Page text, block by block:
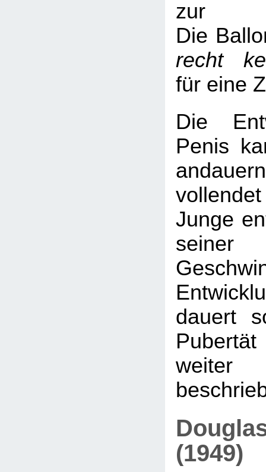
zur
Die
recht
für eine
Die
Penis
Junge
seiner
dauert
(1949)